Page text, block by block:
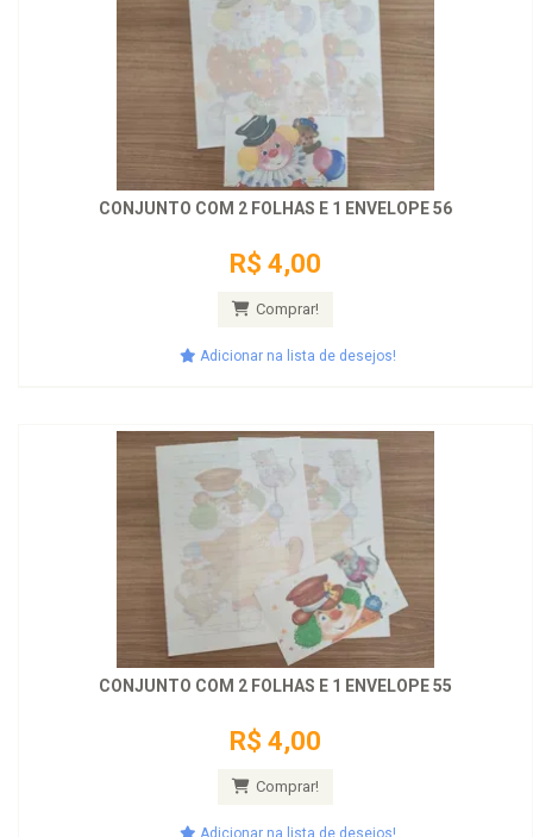
CONJUNTO COM 2 FOLHAS E 1 ENVELOPE 56
R$ 4,00
Comprar!
Adicionar na lista de desejos!
CONJUNTO COM 2 FOLHAS E 1 ENVELOPE 55
R$ 4,00
Comprar!
Adicionar na lista de desejos!